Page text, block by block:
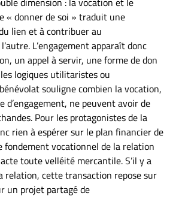
« donner de soi » traduit une
lien et à contribuer au
L’engagement apparaît donc
un appel à servir, une forme de don
logiques utilitaristes ou
souligne combien la vocation,
d’engagement, ne peuvent avoir de
Pour les protagonistes de la
rien à espérer sur le plan financier de
fondement vocationnel de la relation
toute velléité mercantile. S’il y a
relation, cette transaction repose sur
un projet partagé de